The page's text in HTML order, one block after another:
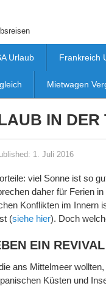
Urlaub Frankreich
Mietwagen
IN DER
1. Juli 2016
viel Sonne ist so
daher für Ferien
Konflikten im
(siehe hier). Doch
EIN REVIVAL
ans Mittelmeer
Küsten und